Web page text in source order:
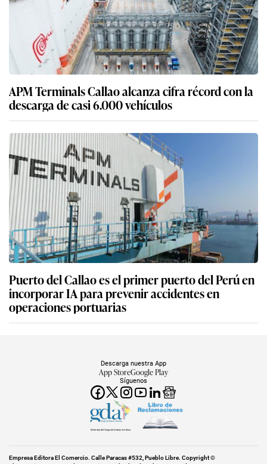
APM Terminals Callao alcanza cifra récord con la
descarga de casi 6.000 vehículos
Puerto del Callao es el primer puerto del Perú en
incorporar IA para prevenir accidentes en
operaciones portuarias
Síguenos
Descarga nuestra App
App StoreGoogle Play
Miembro del Grupo de Diarios América
Empresa Editora El Comercio. Calle Paracas #532, Pueblo Libre. Copyright ©